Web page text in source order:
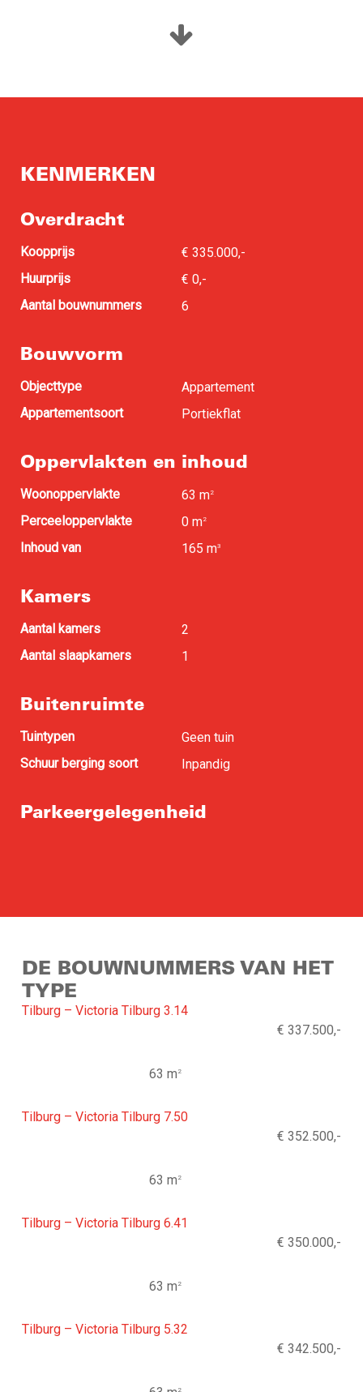
KENMERKEN
Overdracht
Koopprijs
€ 335.000,-
Huurprijs
€ 0,-
Aantal bouwnummers
6
Bouwvorm
Objecttype
Appartement
Appartementsoort
Portiekflat
Oppervlakten en inhoud
Woonoppervlakte 63 m2
Perceeloppervlakte 0 m2
Inhoud van 165 m3
Kamers
Aantal kamers
2
Aantal slaapkamers
1
Buitenruimte
Tuintypen
Geen tuin
Schuur berging soort
Inpandig
Parkeergelegenheid
DE BOUWNUMMERS VAN HET
TYPE
Tilburg – Victoria Tilburg 3.14
€ 337.500,-
63 m 2
Tilburg – Victoria Tilburg 7.50
€ 352.500,-
63 m 2
Tilburg – Victoria Tilburg 6.41
€ 350.000,-
63 m 2
Tilburg – Victoria Tilburg 5.32
€ 342.500,-
2